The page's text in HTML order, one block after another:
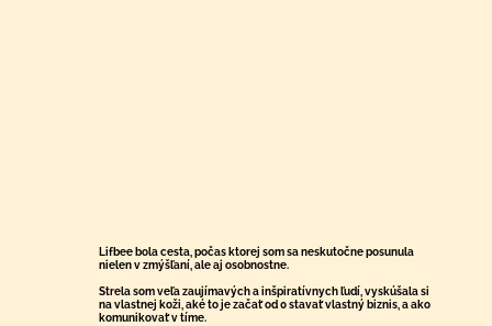
Lifbee bola cesta, počas ktorej som sa neskutočne posunula
nielen v zmýšľaní, ale aj osobnostne.
Strela som veľa zaujímavých a inšpiratívnych ľudí, vyskúšala si
na vlastnej koži, aké to je začať od 0 stavať vlastný biznis, a ako
komunikovať v tíme.